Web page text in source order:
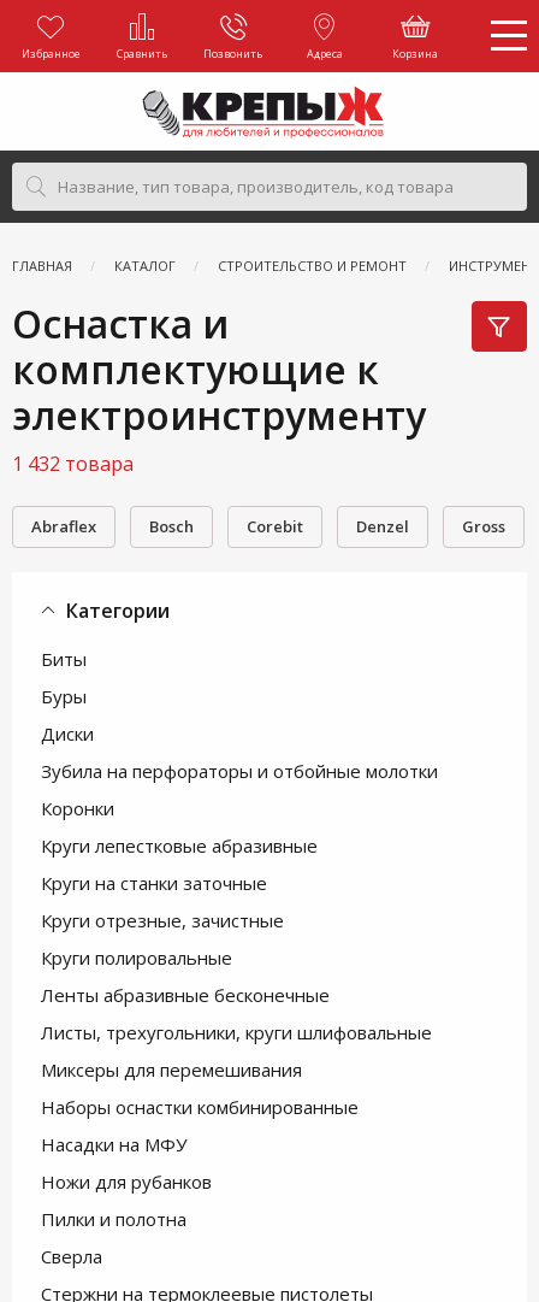
Избранное Сравнить Позвонить Адреса Корзина
ГЛАВНАЯ КАТАЛОГ СТРОИТЕЛЬСТВО И РЕМОНТ
Оснастка и
комплектующие к
электроинструменту
1 432 товара
Abraflex Bosch Corebit Denzel Gross
Категории
Биты
Буры
Диски
Зубила на перфораторы и отбойные молотки
Коронки
Круги лепестковые абразивные
Круги на станки заточные
Круги отрезные, зачистные
Круги полировальные
Ленты абразивные бесконечные
Листы, трехугольники, круги шлифовальные
Миксеры для перемешивания
Наборы оснастки комбинированные
Насадки на МФУ
Ножи для рубанков
Пилки и полотна
Сверла
Стержни на термоклеевые пистолеты